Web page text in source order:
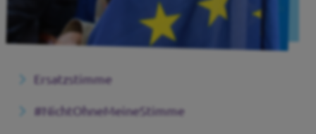
Ersatzstimme
#NichtOhneMeineStimme